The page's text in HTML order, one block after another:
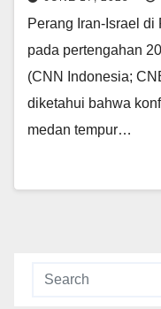
Perang Iran-Israel
pada pertengahan
(CNN Indonesia;
diketahui bahwa
medan tempur…